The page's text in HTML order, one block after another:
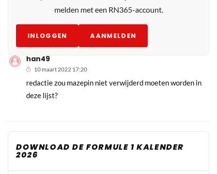
melden met een RN365-account.
INLOGGEN AANMELDEN
han49
10 maart 2022 17:20
redactie zou mazepin niet verwijderd moeten worden in
deze lijst?
DOWNLOAD DE FORMULE 1 KALENDER
2026